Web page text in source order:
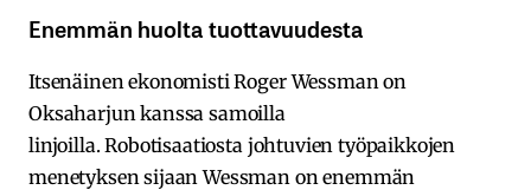
Enemmän huolta tuottavuudesta
Itsenäinen ekonomisti Roger Wessman on
Oksaharjun kanssa samoilla
linjoilla. Robotisaatiosta johtuvien työpaikkojen
menetyksen sijaan Wessman on enemmän